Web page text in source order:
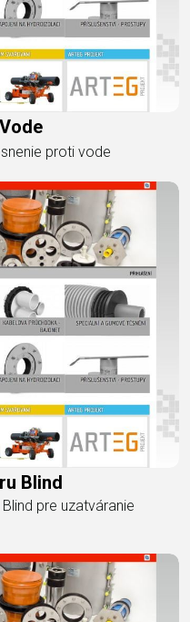
proti vode
Blind
pre uzatváranie